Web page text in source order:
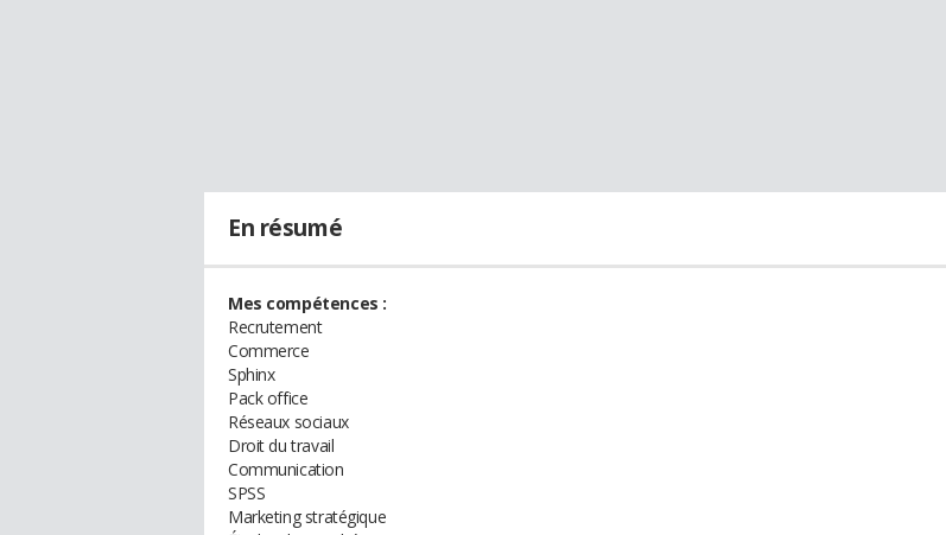
En résumé
Mes compétences :
Recrutement
Commerce
Sphinx
Pack office
Réseaux sociaux
Droit du travail
Communication
SPSS
Marketing stratégique